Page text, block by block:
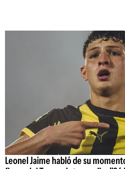
Leonel Jaime habló de su